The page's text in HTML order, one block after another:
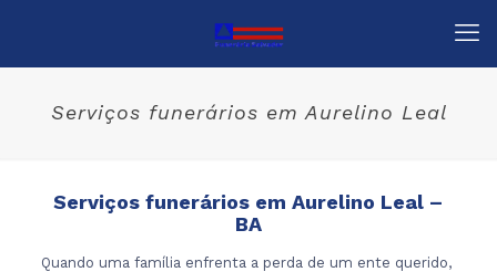
Serviços funerários em Aurelino Leal
Serviços funerários em Aurelino Leal –
BA
Quando uma família enfrenta a perda de um ente querido,